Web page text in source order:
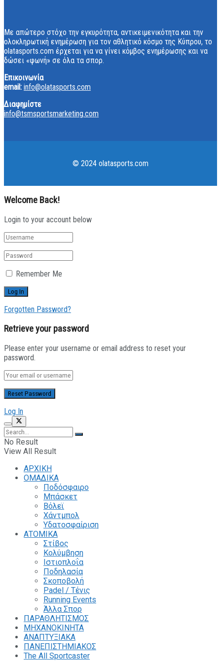
Με απώτερο στόχο την εγκυρότητα, αντικειμενικότητα και την
ολοκληρωτική ενημέρωση για τον αθλητικό κόσμο της Κύπρου, το
olatasports.com έρχεται για να γίνει κόμβος ενημέρωσης και να
δώσει «φωνή» σε όλα τα σπορ.
Επικοινωνία
email: info@olatasports.com
Διαφημίστε
info@tsmsportsmarketing.com
© 2024 olatasports.com
Welcome Back!
Login to your account below
Remember Me
Forgotten Password?
Retrieve your password
Please enter your username or email address to reset your
password.
Log In
No Result
View All Result
ΑΡΧΙΚΗ
ΟΜΑΔΙΚΑ
Ποδόσφαιρο
Μπάσκετ
Βόλεϊ
Χάντμπολ
Υδατοσφαίριση
ΑΤΟΜΙΚΑ
Στίβος
Κολύμβηση
Ιστιοπλοΐα
Ποδηλασία
Σκοποβολή
Padel / Τένις
Running Events
Άλλα Σπορ
ΠΑΡΑΘΛΗΤΙΣΜΟΣ
ΜΗΧΑΝΟΚΙΝΗΤΑ
ΑΝΑΠΤΥΞΙΑΚΑ
ΠΑΝΕΠΙΣΤΗΜΙΑΚΟΣ
The All Sportcaster